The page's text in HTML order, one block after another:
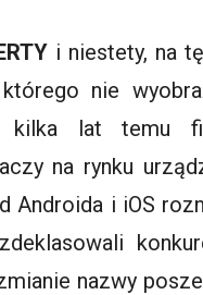
i niestety, na
nie
kilka lat temu
na rynku
Androida i iOS
nazwy